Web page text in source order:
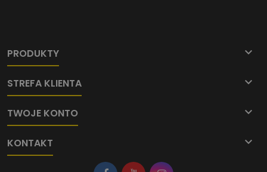
PRODUKTY 
STREFA KLIENTA 
TWOJE KONTO 
KONTAKT 